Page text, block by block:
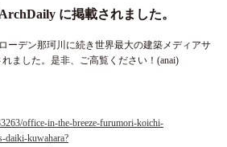
に掲載されました。
ーデン那珂川に続き世界最大の建築メディアサ
ました。是非、ご高覧ください！(anai)
office-in-the-breeze-furumori-koichi-
daiki-kuwahara?